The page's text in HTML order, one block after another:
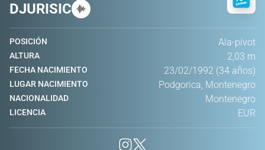
DJURISIC
POSICIÓN Ala-pívot
ALTURA 2,03 m
FECHA NACIMIENTO 23/02/1992 (34 años)
LUGAR NACIMIENTO Podgorica, Montenegro
NACIONALIDAD Montenegro
LICENCIA EUR